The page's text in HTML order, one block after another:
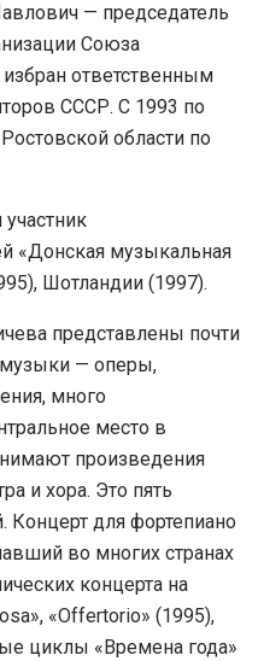
— председатель
Союза
ответственным
СССР. С 1993 по
области по
участник
«Донская музыкальная
Шотландии (1997).
представлены почти
— оперы,
много
место в
произведения
и хора. Это пять
для фортепиано
во многих странах
концерта на
«Offertorio» (1995),
циклы «Времена года»